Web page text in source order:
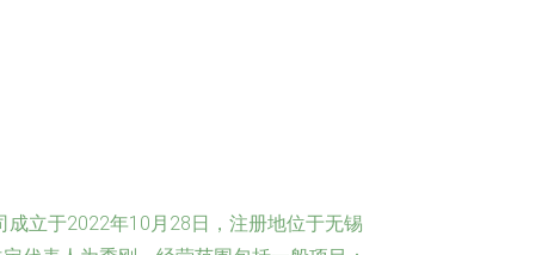
成立于2022年10月28日，注册地位于无锡